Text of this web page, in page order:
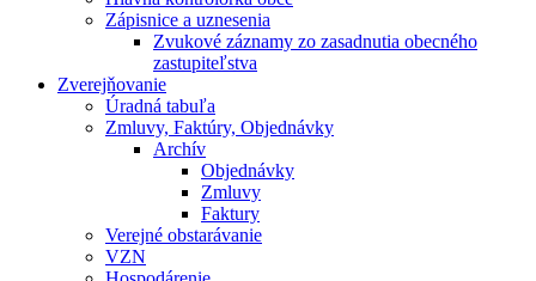
Zápisnice a uznesenia
Zvukové záznamy zo zasadnutia obecného
zastupiteľstva
Zverejňovanie
Úradná tabuľa
Zmluvy, Faktúry, Objednávky
Archív
Objednávky
Zmluvy
Faktury
Verejné obstarávanie
VZN